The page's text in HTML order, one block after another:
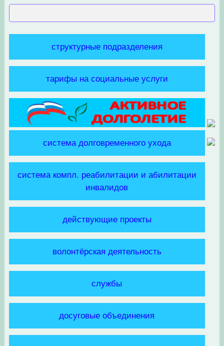
структурные подразделения
тарифы на социальные услуги
система долговременного ухода
система компл. реабилитации и абилитации
инвалидов
действующие проекты
волонтёрская деятельность
службы
досуговые объединения